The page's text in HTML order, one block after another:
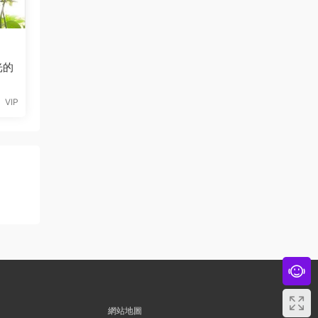
VIP
網站地圖